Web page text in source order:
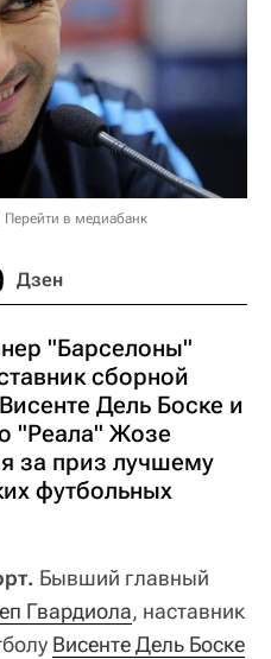
Перейти в медиабанк
Дзен
"Барселоны"
сборной
Дель Боске и
"Реала" Жозе
за приз лучшему
футбольных
Бывший главный
Гвардиола, наставник
Висенте Дель Боске